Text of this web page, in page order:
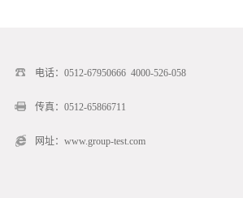
电话：0512-67950666 4000-526-058
传真：0512-65866711
网址：www.group-test.com